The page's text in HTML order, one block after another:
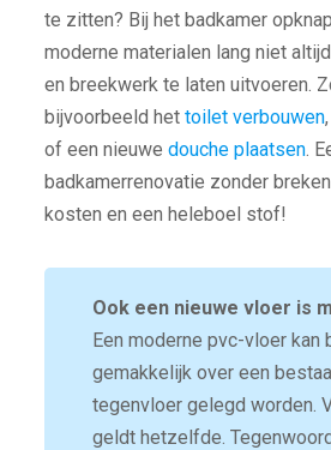
te zitten? Bij het badkamer
moderne materialen lang niet
en breekwerk te laten uitvoeren.
bijvoorbeeld het toilet verbouwen
of een nieuwe douche plaatsen.
badkamerrenovatie zonder
kosten en een heleboel stof!
Ook een nieuwe vloer is
Een moderne pvc-vloer kan
gemakkelijk over een
tegenvloer gelegd worden.
geldt hetzelfde.